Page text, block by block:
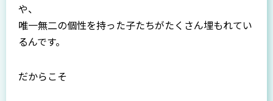
や、
唯一無二の個性を持った子たちがたくさん埋もれてい
るんです。
だからこそ――